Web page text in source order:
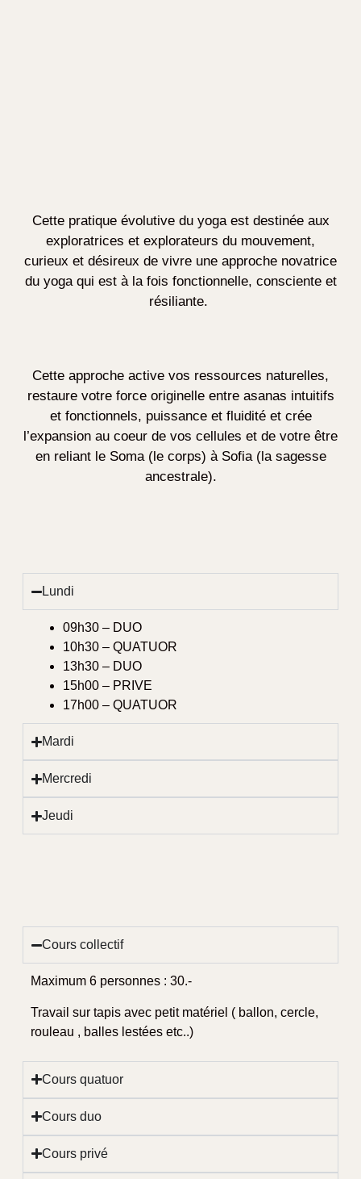
Cette pratique évolutive du yoga est destinée aux
exploratrices et explorateurs du mouvement,
curieux et désireux de vivre une approche novatrice
du yoga qui est à la fois fonctionnelle, consciente et
résiliante.
Cette approche active vos ressources naturelles,
restaure votre force originelle entre asanas intuitifs
et fonctionnels, puissance et fluidité et crée
l’expansion au coeur de vos cellules et de votre être
en reliant le Soma (le corps) à Sofia (la sagesse
ancestrale).
Lundi
09h30 – DUO
10h30 – QUATUOR
13h30 – DUO
15h00 – PRIVE
17h00 – QUATUOR
Mardi
Mercredi
Jeudi
Cours collectif
Maximum 6 personnes : 30.-
Travail sur tapis avec petit matériel ( ballon, cercle,
rouleau , balles lestées etc..)
Cours quatuor
Cours duo
Cours privé